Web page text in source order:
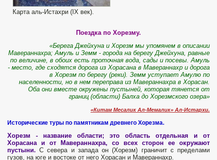
Карта аль-Истахри (IX век).
Поездка по Хорезму.
«Берега Джейхуна и Хорезм мы упомянем в описании
Мавераннахра; Амуль и Земм - города на берегу Джейхуна, равные
по величине, в обоих есть проточная вода, сады и посевы. Амуль
- место, где сходятся дорога из Хорасана в Мавераннахр и дорога
в Хорезм по берегу (реки). Земм уступает Амулю по
населенности, но в нем переправа из Мавераннахра в Хорасан.
Оба они вместе окружены пустыней, которая тянется от
границ (области) Балха до Хорезмского озера»
«Китам Месалик Ал-Мемалик» Ал-Истархи.
Исторические туры по памятникам древнего Хорезма.
Хорезм - название области; это область отдельная и от
Хорасана и от Мавераннахра, со всех сторон ее окружают
пустыни.С севера и запада он (Хорезм) граничит с пределами
гузов, на юге и востоке от него Хорасан и Мавераннахр.